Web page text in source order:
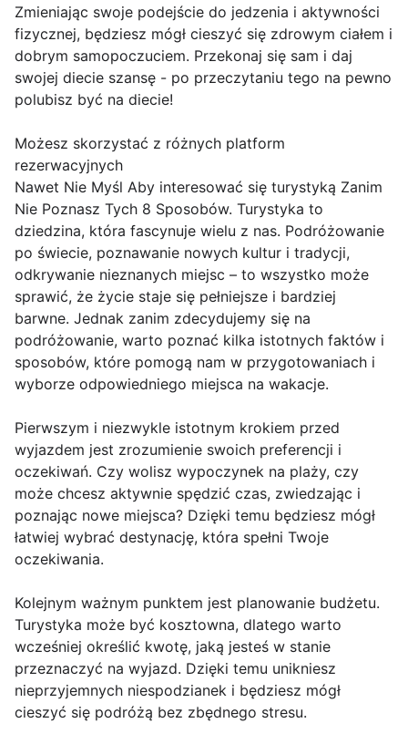
Zmieniając swoje podejście do jedzenia i aktywności
fizycznej, będziesz mógł cieszyć się zdrowym ciałem i
dobrym samopoczuciem. Przekonaj się sam i daj
swojej diecie szansę - po przeczytaniu tego na pewno
polubisz być na diecie!
Możesz skorzystać z różnych platform
rezerwacyjnych
Nawet Nie Myśl Aby interesować się turystyką Zanim
Nie Poznasz Tych 8 Sposobów. Turystyka to
dziedzina, która fascynuje wielu z nas. Podróżowanie
po świecie, poznawanie nowych kultur i tradycji,
odkrywanie nieznanych miejsc – to wszystko może
sprawić, że życie staje się pełniejsze i bardziej
barwne. Jednak zanim zdecydujemy się na
podróżowanie, warto poznać kilka istotnych faktów i
sposobów, które pomogą nam w przygotowaniach i
wyborze odpowiedniego miejsca na wakacje.
Pierwszym i niezwykle istotnym krokiem przed
wyjazdem jest zrozumienie swoich preferencji i
oczekiwań. Czy wolisz wypoczynek na plaży, czy
może chcesz aktywnie spędzić czas, zwiedzając i
poznając nowe miejsca? Dzięki temu będziesz mógł
łatwiej wybrać destynację, która spełni Twoje
oczekiwania.
Kolejnym ważnym punktem jest planowanie budżetu.
Turystyka może być kosztowna, dlatego warto
wcześniej określić kwotę, jaką jesteś w stanie
przeznaczyć na wyjazd. Dzięki temu unikniesz
nieprzyjemnych niespodzianek i będziesz mógł
cieszyć się podróżą bez zbędnego stresu.